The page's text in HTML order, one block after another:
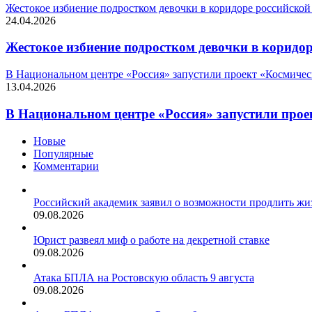
Жестокое избиение подростком девочки в коридоре
24.04.2026
Жестокое избиение подростком девочки в
В Национальном центре «Россия» запустили проект
13.04.2026
В Национальном центре «Россия» запустили
Новые
Популярные
Комментарии
Российский академик заявил о возможности продлить
09.08.2026
Юрист развеял миф о работе на декретной ставке
09.08.2026
Атака БПЛА на Ростовскую область 9 августа
09.08.2026